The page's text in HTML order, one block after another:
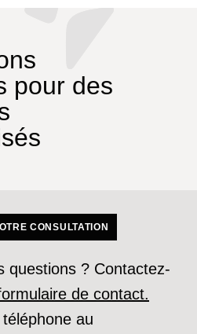
pour des
CONSULTATION
questions ? Contactez-
de contact.
au